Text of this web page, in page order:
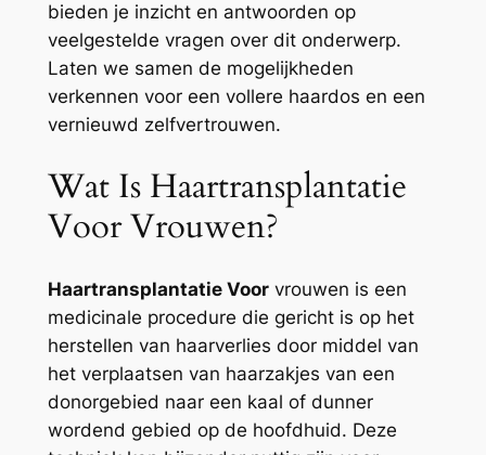
bieden je inzicht en antwoorden op
veelgestelde vragen over dit onderwerp.
Laten we samen de mogelijkheden
verkennen voor een vollere haardos en een
vernieuwd zelfvertrouwen.
Wat Is Haartransplantatie
Voor Vrouwen?
Haartransplantatie Voorvrouwen is een
medicinale procedure die gericht is op het
herstellen van haarverlies door middel van
het verplaatsen van haarzakjes van een
donorgebied naar een kaal of dunner
wordend gebied op de hoofdhuid. Deze